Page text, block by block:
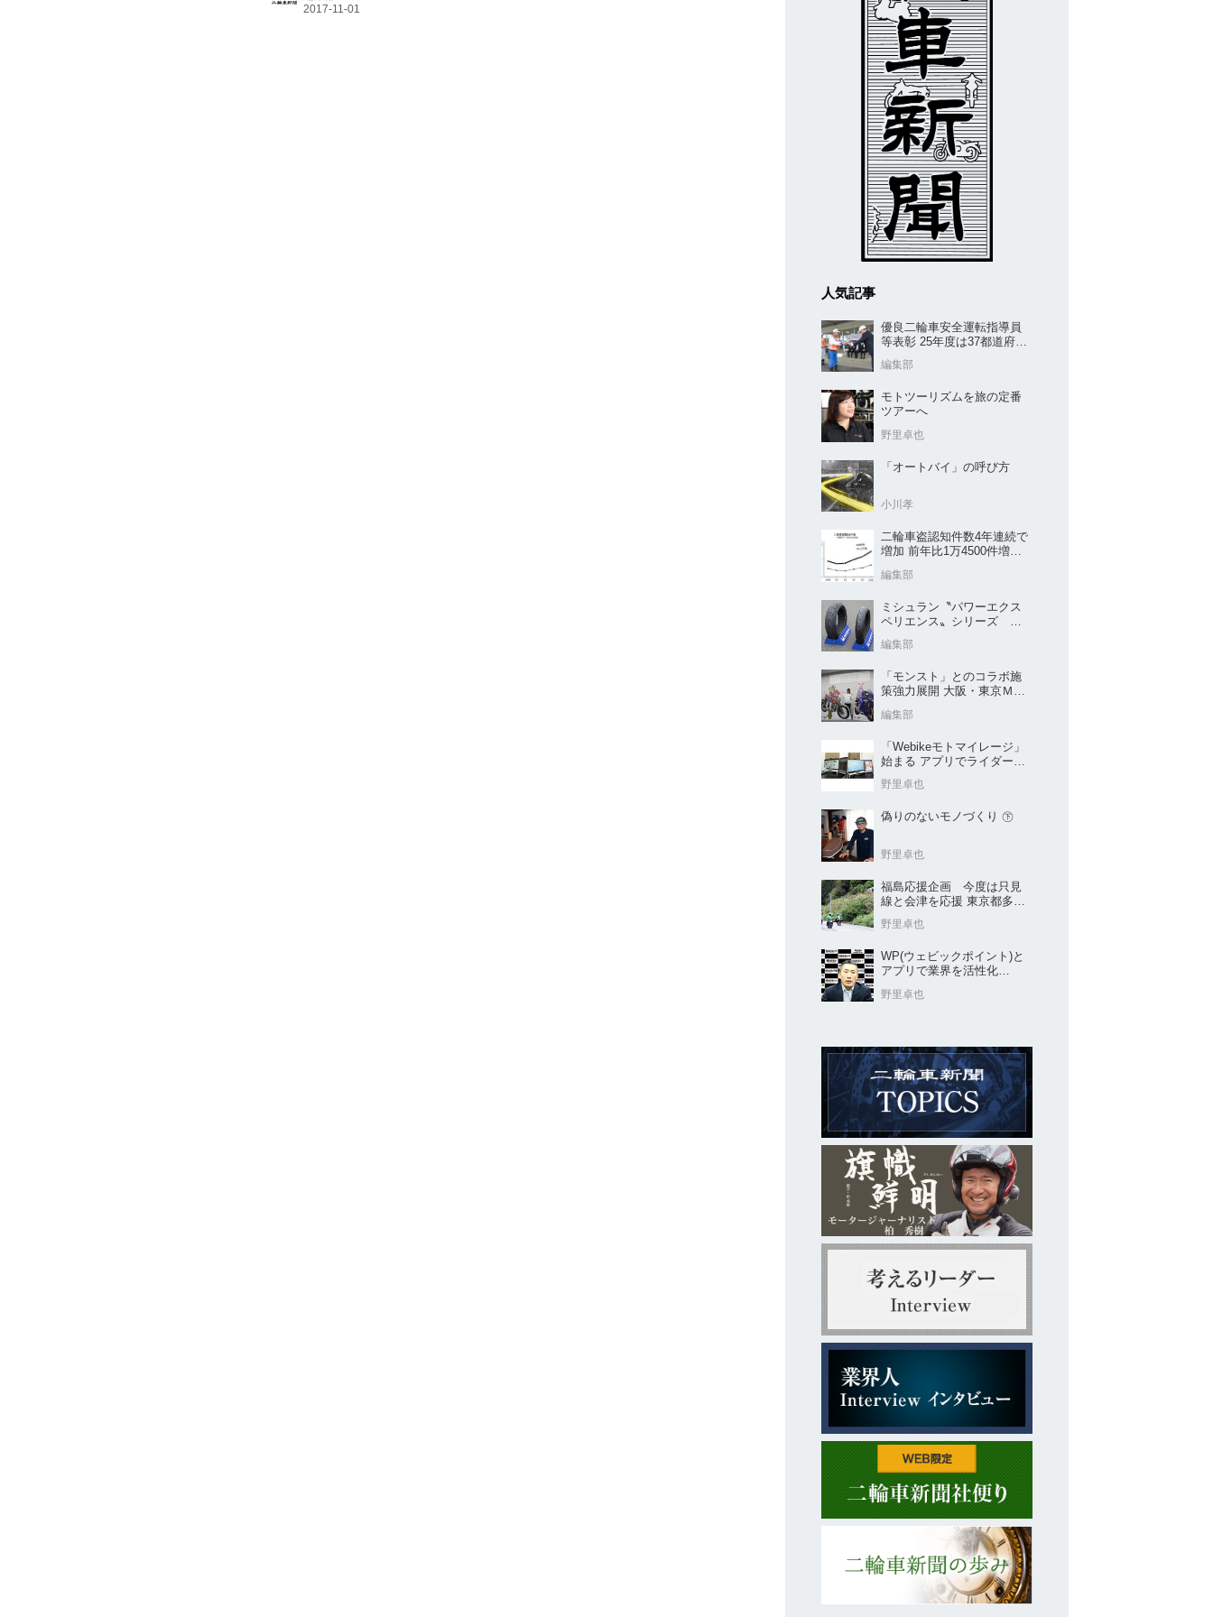
人気記事
優良二輪車安全運転指導員
等表彰 25年度は37都道府県
編集部
モトツーリズムを旅の定番
ツアーへ
野里卓也
「オートバイ」の呼び方
小川孝
二輪車盗認知件数4年連続で
増加 前年比1万4500件増／
編集部
ミシュラン〝パワーエクス
ペリエンス〟シリーズ
売
編集部
「モンスト」とのコラボ施
策強力展開 大阪・東京ＭＣ
編集部
「Webikeモトマイレージ」
始まる アプリでライダーと
野里卓也
偽りのないモノづくり ㊦
野里卓也
福島応援企画 今度は只見
線と会津を応援 東京都多摩
野里卓也
WP(ウェビックポイント)と
アプリで業界を活性化
野里卓也